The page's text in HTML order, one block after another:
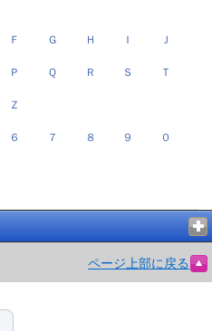
Ｆ Ｇ Ｈ Ｉ Ｊ
Ｐ Ｑ Ｒ Ｓ Ｔ
Ｚ
６ ７ ８ ９ ０
ページ上部に戻る